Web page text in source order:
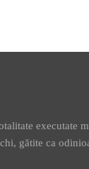
executate
gătite ca